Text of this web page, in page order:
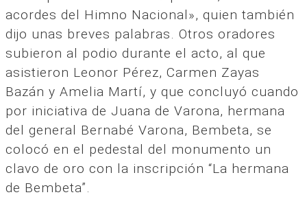
acordes del Himno Nacional», quien también
dijo unas breves palabras. Otros oradores
subieron al podio durante el acto, al que
asistieron Leonor Pérez, Carmen Zayas
Bazán y Amelia Martí, y que concluyó cuando
por iniciativa de Juana de Varona, hermana
del general Bernabé Varona, Bembeta, se
colocó en el pedestal del monumento un
clavo de oro con la inscripción “La hermana
de Bembeta”.